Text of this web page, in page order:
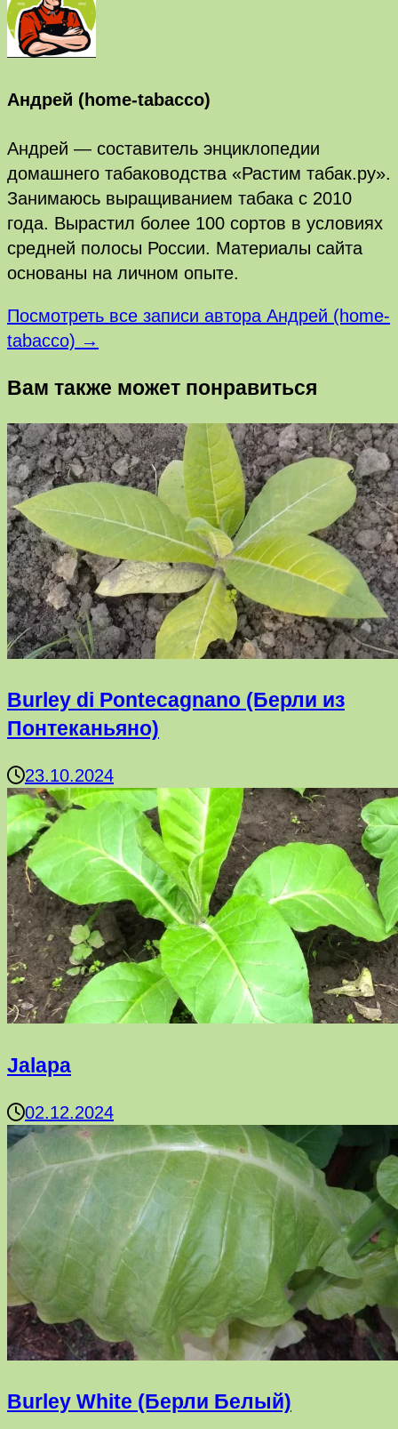
Андрей (home-tabacco)
Андрей — составитель энциклопедии
домашнего табаководства «Растим табак.ру».
Занимаюсь выращиванием табака с 2010
года. Вырастил более 100 сортов в условиях
средней полосы России. Материалы сайта
основаны на личном опыте.
Посмотреть все записи автора Андрей (home-
tabacco) →
Вам также может понравиться
Burley di Pontecagnano (Берли из
Понтеканьяно)
23.10.2024
Jalapa
02.12.2024
Burley White (Берли Белый)